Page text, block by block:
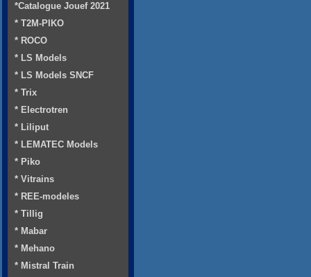
*Catalogue Jouef 2021
* T2M-PIKO
* ROCO
* LS Models
* LS Models SNCF
* Trix
* Electrotren
* Liliput
* LEMATEC Models
* Piko
* Vitrains
* REE-modeles
* Tillig
* Mabar
* Mehano
* Mistral Train